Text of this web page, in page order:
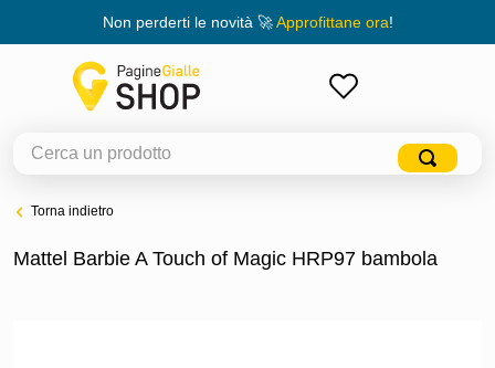
Non perderti le novità 🚀Approfittane ora!
Torna indietro
Mattel Barbie A Touch of Magic HRP97 bambola